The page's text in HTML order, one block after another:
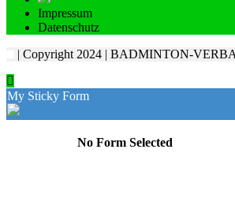
Impressum
Datenschutz
| Copyright 2024 | BADMINTON-
My Sticky Form
No Form Selected